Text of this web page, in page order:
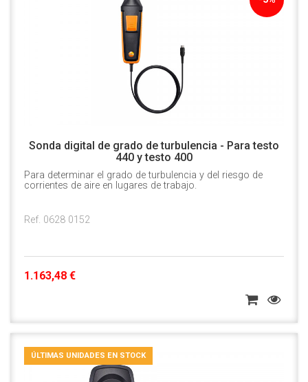
Sonda digital de grado de turbulencia - Para testo
440 y testo 400
Para determinar el grado de turbulencia y del riesgo de
corrientes de aire en lugares de trabajo.
Ref. 0628 0152
1.163,48 €
ÚLTIMAS UNIDADES EN STOCK